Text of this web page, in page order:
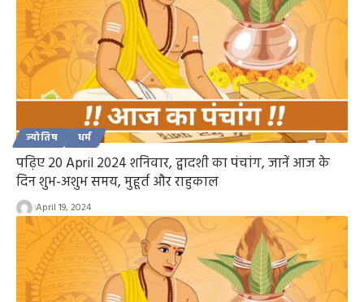
ज्योतिष धर्म
पढ़िए 20 April 2024 शनिवार, द्वादशी का पंचांग, जानें आज के
दिन शुभ-अशुभ समय, मुहूर्त और राहुकाल
April 19, 2024